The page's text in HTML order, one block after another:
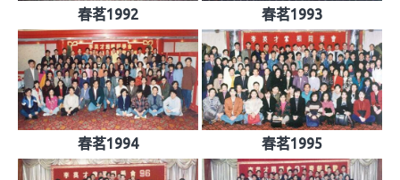
春茗1992 春茗1993
春茗1994 春茗1995